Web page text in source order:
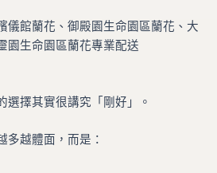
儀館蘭花、御殿園生命園區蘭花、大
園生命園區蘭花專業配送
選擇其實很講究「剛好」。
多越體面，而是：